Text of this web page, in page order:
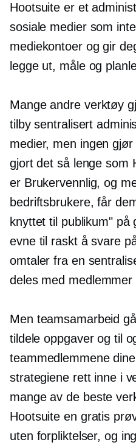
Hootsuite er et
sosiale medier som
mediekontoer og gir
legge ut, måle og
Mange andre verktøy
tilby sentralisert
medier, men ingen
gjort det så lenge som
er Brukervennlig, og
bedriftsbrukere, får
knyttet til publikum"
evne til raskt å svare
omtaler fra en
deles med
Men teamsamarbeid
tildele oppgaver og til
teammedlemmene
strategiene rett inne i
mange av de beste
Hootsuite en gratis
uten forpliktelser, og